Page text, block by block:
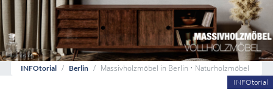
INFOtorial Berlin
Massivholzmöbel in Berlin • Naturholzmöbel
INFOtorial